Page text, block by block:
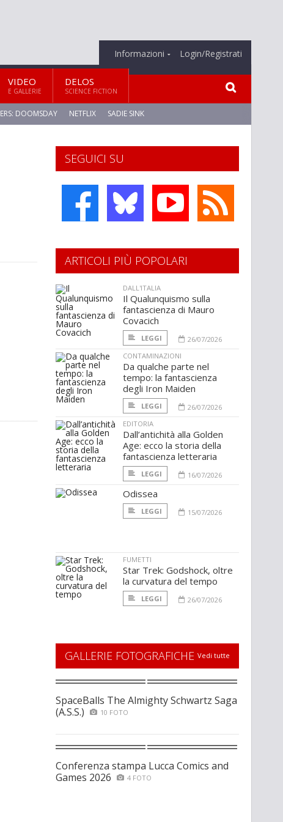
Informazioni Login/Registrati
VIDEO
E GALLERIE
DELOS
SCIENCE FICTION
DOOMSDAY NETFLIX SADIE SINK
SEGUICI SU
ARTICOLI PIÙ POPOLARI
DALL'ITALIA
Il Qualunquismo sulla
fantascienza di Mauro
Covacich
LEGGI
26/07/2026
CONTAMINAZIONI
Da qualche parte nel
tempo: la fantascienza
degli Iron Maiden
LEGGI
26/07/2026
EDITORIA
Dall’antichità alla Golden
Age: ecco la storia della
fantascienza letteraria
LEGGI 16/07/2026
Odissea
LEGGI 15/07/2026
FUMETTI
Star Trek: Godshock, oltre
la curvatura del tempo
LEGGI 26/07/2026
GALLERIE FOTOGRAFICHE Vedi tutte
SpaceBalls The Almighty Schwartz Saga
(A.S.S.)
10 FOTO
Conferenza stampa Lucca Comics and
Games 2026
4 FOTO